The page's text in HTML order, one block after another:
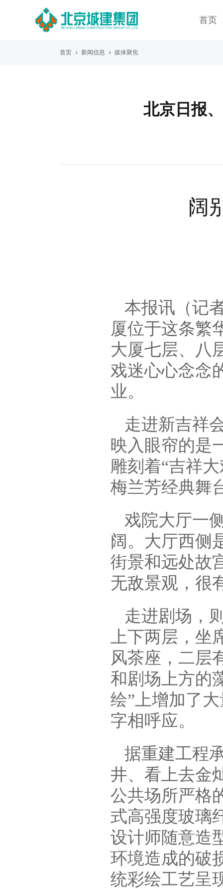
首页
首页 新闻信息 媒体聚焦
北京日报
阔
本报讯（记
厦位于这条繁
大厦七层、八
戏迷心心念念
业。
走进新吉祥
映入眼帘的是
雕刻着“吉祥
梅兰芳经典舞
戏院大厅一
阔。大厅西侧
街景和远处故
无敌景观，很
走进剧场，
上下两层，坐
风茶座，二层
和剧场上方的
绘”上增加了
字相呼应。
据重建工程
井、看上去金
公共场所严格
式高强度玻璃
设计师随意造
环境造成的破
统彩绘工艺呈